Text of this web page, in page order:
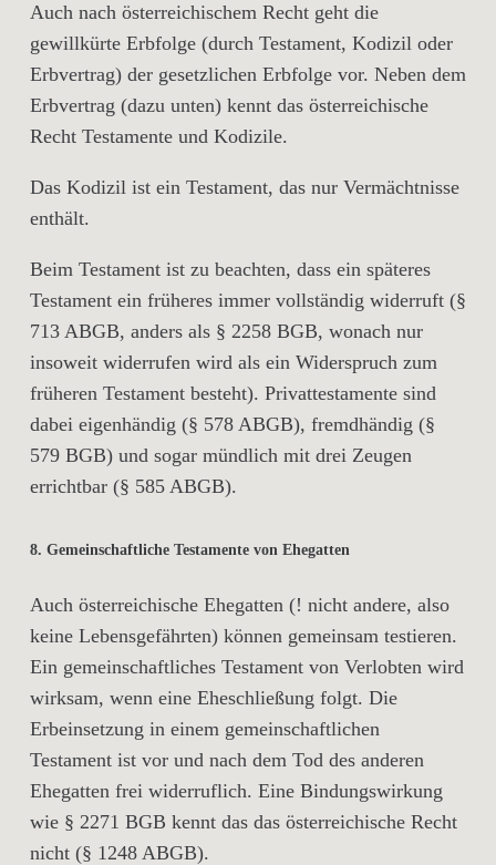
Auch nach österreichischem Recht geht die
gewillkürte Erbfolge (durch Testament, Kodizil oder
Erbvertrag) der gesetzlichen Erbfolge vor. Neben dem
Erbvertrag (dazu unten) kennt das österreichische
Recht Testamente und Kodizile.
Das Kodizil ist ein Testament, das nur Vermächtnisse
enthält.
Beim Testament ist zu beachten, dass ein späteres
Testament ein früheres immer vollständig widerruft (§
713 ABGB, anders als § 2258 BGB, wonach nur
insoweit widerrufen wird als ein Widerspruch zum
früheren Testament besteht). Privattestamente sind
dabei eigenhändig (§ 578 ABGB), fremdhändig (§
579 BGB) und sogar mündlich mit drei Zeugen
errichtbar (§ 585 ABGB).
8. Gemeinschaftliche Testamente von Ehegatten
Auch österreichische Ehegatten (! nicht andere, also
keine Lebensgefährten) können gemeinsam testieren.
Ein gemeinschaftliches Testament von Verlobten wird
wirksam, wenn eine Eheschließung folgt. Die
Erbeinsetzung in einem gemeinschaftlichen
Testament ist vor und nach dem Tod des anderen
Ehegatten frei widerruflich. Eine Bindungswirkung
wie § 2271 BGB kennt das das österreichische Recht
nicht (§ 1248 ABGB).